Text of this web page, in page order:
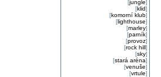
[jungle]
[klid]
[komorní klub]
[lighthouse]
[marley]
[parník]
[provoz]
[rock hill]
[sky]
[stará aréna]
[venuše]
[vrtule]